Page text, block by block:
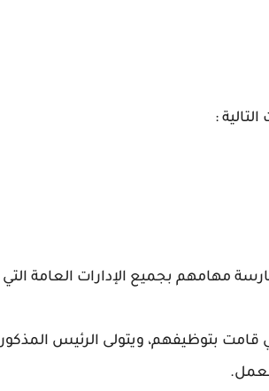
:
مهامهم بجميع الإدارات العامة التي
قامت بتوظيفهم، ويتولى الرئيس المذكور